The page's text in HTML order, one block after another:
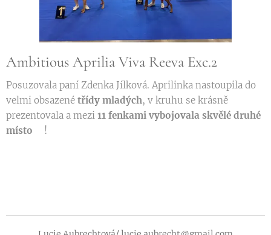
Ambitious Aprilia Viva Reeva Exc.2🥈
Posuzovala paní Zdenka Jílková. Aprilinka nastoupila do
velmi obsazené třídy mladých, v kruhu se krásně
prezentovala a mezi 11 fenkami vybojovala skvělé druhé
místo🥈
!